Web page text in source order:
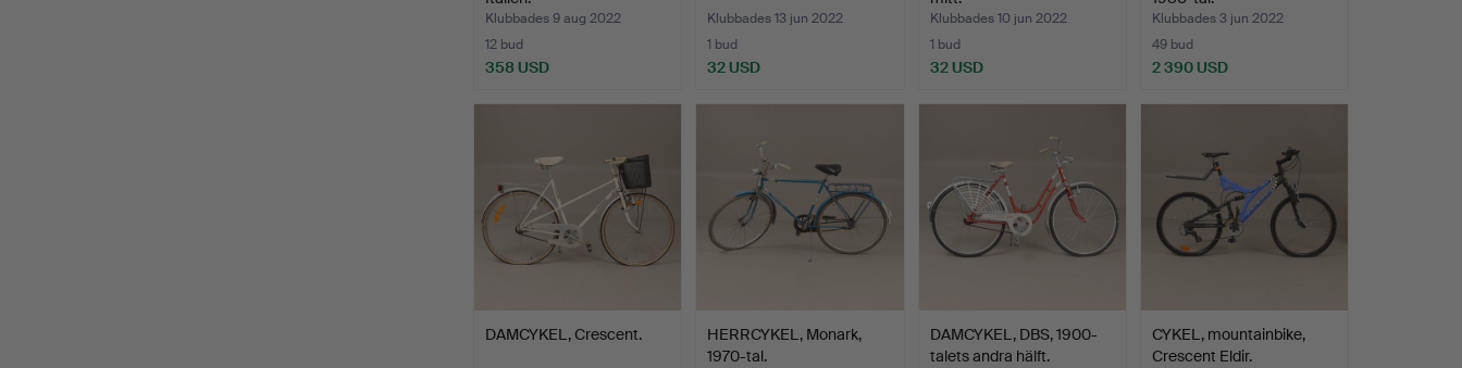
Klubbades 9 aug 2022
12 bud
358 USD
Klubbades 13 jun 2022
1 bud
32 USD
Klubbades 10 jun 2022
1 bud
32 USD
Klubbades 3 jun 2022
49 bud
2 390 USD
DAMCYKEL, Crescent.
HERRCYKEL, Monark,
1970-tal.
DAMCYKEL, DBS, 1900-
talets andra hälft.
CYKEL, mountainbike,
Crescent Eldir.